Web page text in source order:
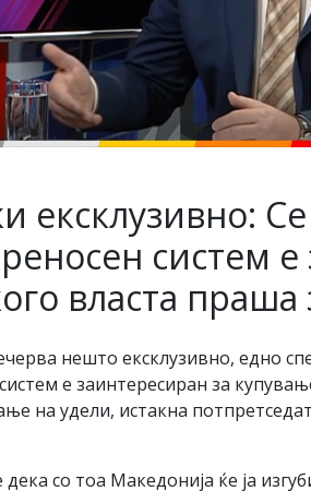
ексклузивно:
систем
власта праша
нешто ексклузивно, едно
е заинтересиран за
на удели, истакна
со тоа Македонија ќе ја